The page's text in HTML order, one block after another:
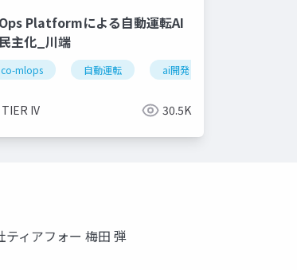
Platformによる自動運転AI
主化_川端
co-mlops 自動運転 ai開発
TIER IV 30.5K
ィアフォー 梅田 弾